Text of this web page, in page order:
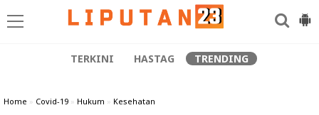
TERKINI HASTAG TRENDING
Home » Covid-19 » Hukum » Kesehatan